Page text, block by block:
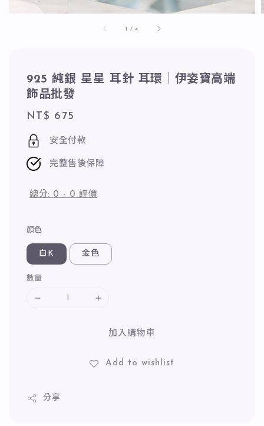
1 /4
925 純銀 星星 耳針 耳環｜伊姿寶高端
飾品批發
Regular
price
NT$ 675
安全付款
完整售後保障
總分: 0 - 0 評價
顏色
白K 金色
數量
加入購物車
Add to wishlist
分享